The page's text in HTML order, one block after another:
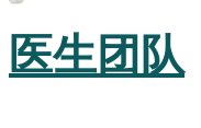
医生团队